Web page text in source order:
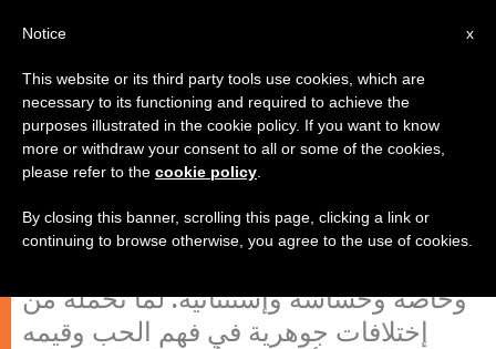
الزيجات المختلطة. مقاربة رعوية
تحتل الزيجات المختلطة حيّزًا هاماً في
وخاصة وحساسة وإستثنائيّة. لما تحمله من
إختلافات جوهرية في فهم الحب وقيمه
x
Notice
This website or its third party tools use cookies, which are
necessary to its functioning and required to achieve the
purposes illustrated in the cookie policy. If you want to know
more or withdraw your consent to all or some of the cookies,
please refer to the cookie policy
By closing this banner, scrolling this page, clicking a link or
continuing to browse otherwise, you agree to the use of cookies.